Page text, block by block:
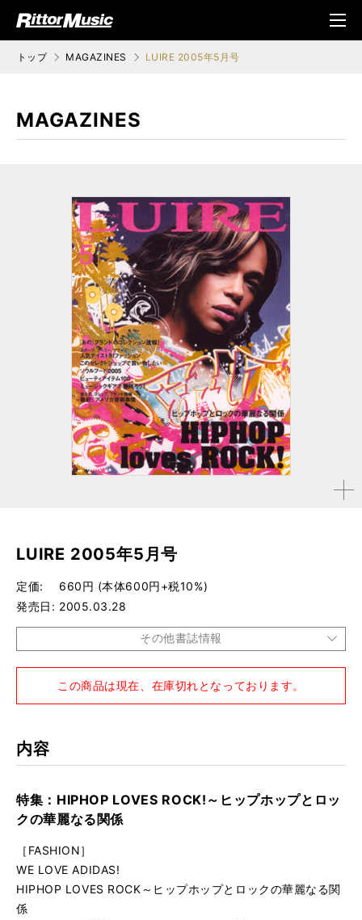
ジック (Rittor Musi
メニ
ュ
トップ MAGAZINES LUIRE 2005年5月号
MAGAZINES
拡大す
LUIRE 2005年5月号
定価
660円 (本体600円+税10%)
発売日
2005.03.28
その他書誌情報
雑誌
この商品は現在、在庫切れとなっております。
内容
特集：HIPHOP LOVES ROCK!～ヒップホップとロッ
クの華麗なる関係
［FASHION］
WE LOVE ADIDAS!
HIPHOP LOVES ROCK～ヒップホップとロックの華麗なる関
係